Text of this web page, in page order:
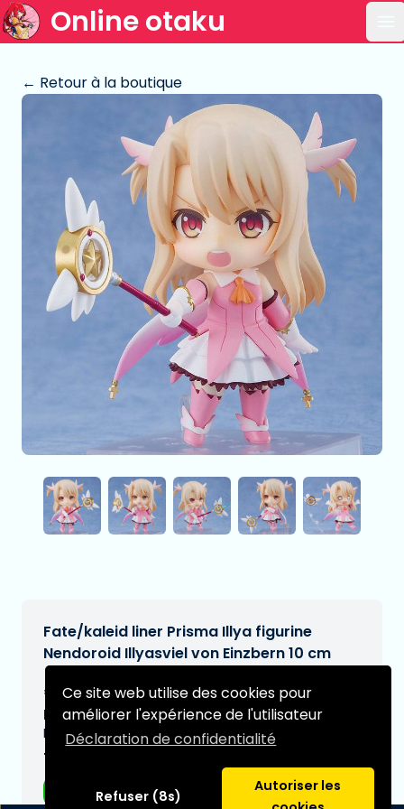
Ce site web utilise des cookies pour
améliorer l'expérience de l'utilisateur
Déclaration de confidentialité
Refuser (8s)
Autoriser les
Online otaku
← Retour à la boutique
Fate/kaleid liner Prisma Illya figurine
Nendoroid Illyasviel von Einzbern 10 cm
€55,95 [Sous réserve de modifications]
Date de livraison prévue:
N/A
Type:
Figurines d'anime